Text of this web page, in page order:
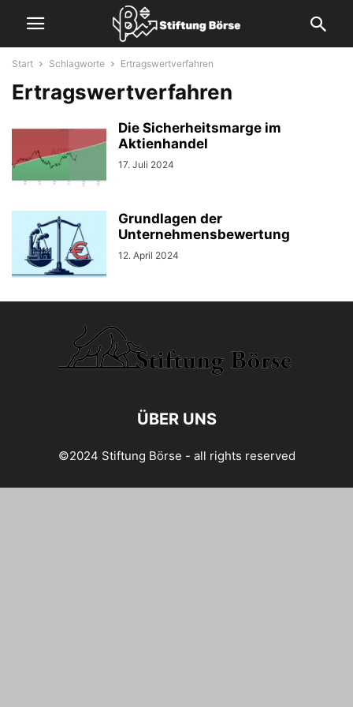
Start Schlagworte Ertragswertverfahren
Ertragswertverfahren
Die Sicherheitsmarge im
Aktienhandel
17. Juli 2024
Grundlagen der
Unternehmensbewertung
12. April 2024
ÜBER UNS
©2024 Stiftung Börse - all rights reserved